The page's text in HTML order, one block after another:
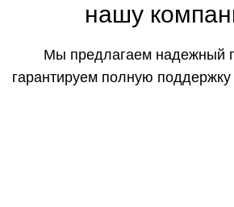
нашу
Мы предлагаем надежный
гарантируем полную